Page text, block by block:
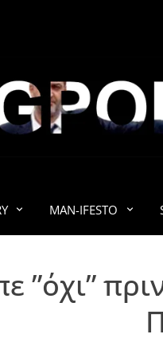
MAN-IFESTO
”όχι”